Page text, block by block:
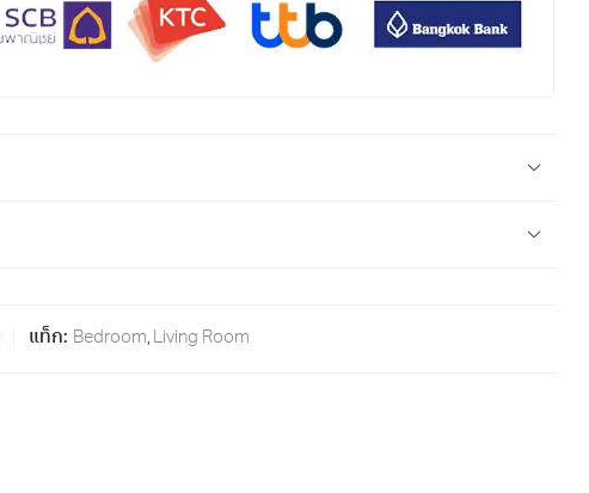
แท็ก: Bedroom, Living Room